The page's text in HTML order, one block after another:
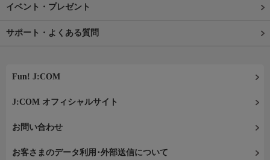
イベント・プレゼント
サポート・よくある質問
Fun! J:COM
J:COM オフィシャルサイト
お問い合わせ
お客さまのデータ利用･外部送信について